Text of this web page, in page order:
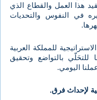
هذا العمل والقطاع الذي
في النفوس والتحديات
للمملكة العربية
للتحَلّي بالتواضع وتحقيق
اليومي.
لإحداث فرق.